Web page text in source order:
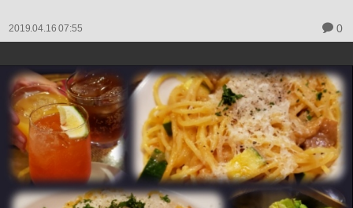
2019.04.16 07:55 0